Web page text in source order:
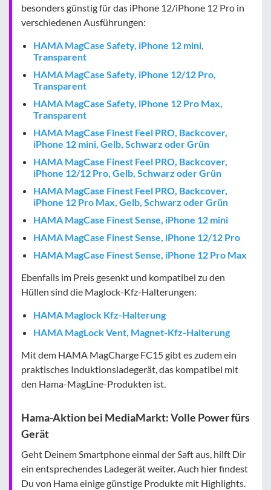
besonders günstig für das iPhone 12/iPhone 12 Pro in
verschiedenen Ausführungen:
HAMA MagCase Safety, iPhone 12 mini,
Transparent
HAMA MagCase Safety, iPhone 12/12 Pro,
Transparent
HAMA MagCase Safety, iPhone 12 Pro Max,
Transparent
HAMA MagCase Finest Feel PRO, Backcover,
iPhone 12 mini, Gelb, Schwarz oder Grün
HAMA MagCase Finest Feel PRO, Backcover,
iPhone 12/12 Pro, Gelb, Schwarz oder Grün
HAMA MagCase Finest Feel PRO, Backcover,
iPhone 12 Pro Max, Gelb, Schwarz oder Grün
HAMA MagCase Finest Sense, iPhone 12 mini
HAMA MagCase Finest Sense, iPhone 12/12 Pro
HAMA MagCase Finest Sense, iPhone 12 Pro Max
Ebenfalls im Preis gesenkt und kompatibel zu den
Hüllen sind die Maglock-Kfz-Halterungen:
HAMA Maglock Kfz-Halterung
HAMA MagLock Vent, Magnet-Kfz-Halterung
Mit dem HAMA MagCharge FC15 gibt es zudem ein
praktisches Induktionsladegerät, das kompatibel mit
den Hama-MagLine-Produkten ist.
Hama-Aktion bei MediaMarkt: Volle Power fürs
Gerät
Geht Deinem Smartphone einmal der Saft aus, hilft Dir
ein entsprechendes Ladegerät weiter. Auch hier findest
Du von Hama einige günstige Produkte mit Highlights.